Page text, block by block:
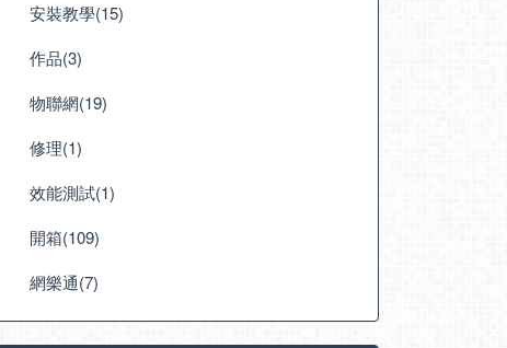
安裝教學(15)
作品(3)
物聯網(19)
修理(1)
效能測試(1)
開箱(109)
網樂通(7)